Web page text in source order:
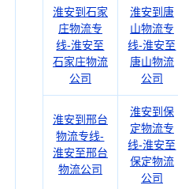
淮安到石家
庄物流专
线-淮安至
石家庄物流
公司
淮安到唐
山物流专
线-淮安至
唐山物流
公司
淮安到邢台
物流专线-
淮安至邢台
物流公司
淮安到保
定物流专
线-淮安至
保定物流
公司